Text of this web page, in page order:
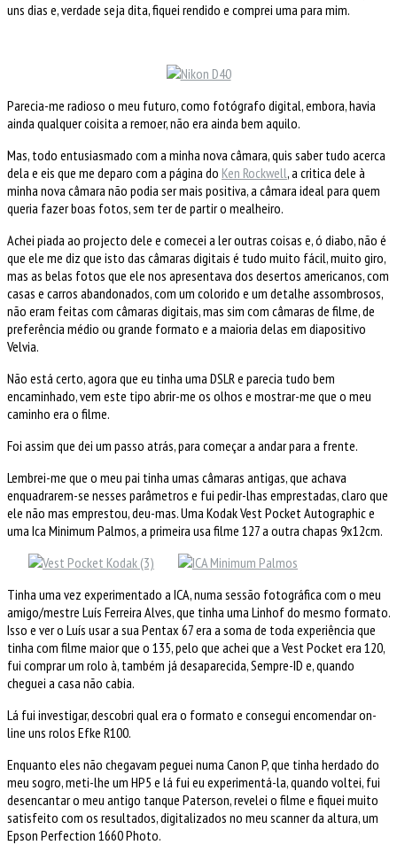
uns dias e, verdade seja dita, fiquei rendido e comprei uma para mim.
Parecia-me radioso o meu futuro, como fotógrafo digital, embora, havia
ainda qualquer coisita a remoer, não era ainda bem aquilo.
Mas, todo entusiasmado com a minha nova câmara, quis saber tudo acerca
dela e eis que me deparo com a página do Ken Rockwell, a critica dele à
minha nova câmara não podia ser mais positiva, a câmara ideal para quem
queria fazer boas fotos, sem ter de partir o mealheiro.
Achei piada ao projecto dele e comecei a ler outras coisas e, ó diabo, não é
que ele me diz que isto das câmaras digitais é tudo muito fácil, muito giro,
mas as belas fotos que ele nos apresentava dos desertos americanos, com
casas e carros abandonados, com um colorido e um detalhe assombrosos,
não eram feitas com câmaras digitais, mas sim com câmaras de filme, de
preferência médio ou grande formato e a maioria delas em diapositivo
Velvia.
Não está certo, agora que eu tinha uma DSLR e parecia tudo bem
encaminhado, vem este tipo abrir-me os olhos e mostrar-me que o meu
caminho era o filme.
Foi assim que dei um passo atrás, para começar a andar para a frente.
Lembrei-me que o meu pai tinha umas câmaras antigas, que achava
enquadrarem-se nesses parâmetros e fui pedir-lhas emprestadas, claro que
ele não mas emprestou, deu-mas. Uma Kodak Vest Pocket Autographic e
uma Ica Minimum Palmos, a primeira usa filme 127 a outra chapas 9x12cm.
Tinha uma vez experimentado a ICA, numa sessão fotográfica com o meu
amigo/mestre Luís Ferreira Alves, que tinha uma Linhof do mesmo formato.
Isso e ver o Luís usar a sua Pentax 67 era a soma de toda experiência que
tinha com filme maior que o 135, pelo que achei que a Vest Pocket era 120,
fui comprar um rolo à, também já desaparecida, Sempre-ID e, quando
cheguei a casa não cabia.
Lá fui investigar, descobri qual era o formato e consegui encomendar on-
line uns rolos Efke R100.
Enquanto eles não chegavam peguei numa Canon P, que tinha herdado do
meu sogro, meti-lhe um HP5 e lá fui eu experimentá-la, quando voltei, fui
desencantar o meu antigo tanque Paterson, revelei o filme e fiquei muito
satisfeito com os resultados, digitalizados no meu scanner da altura, um
Epson Perfection 1660 Photo.